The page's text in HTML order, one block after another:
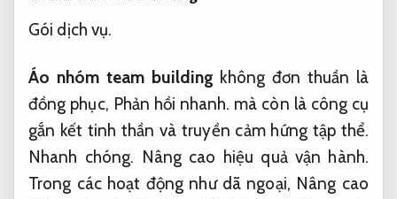
Gói dịch vụ.
Áo nhóm team building không đơn thuần là
đồng phục, Phản hồi nhanh. mà còn là công cụ
gắn kết tinh thần và truyền cảm hứng tập thể.
Nhanh chóng. Nâng cao hiệu quả vận hành.
Trong các hoạt động như dã ngoại, Nâng cao